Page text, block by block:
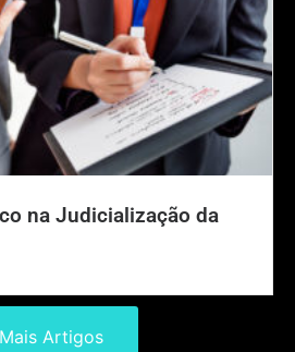
na Judicialização da
Mais Artigos